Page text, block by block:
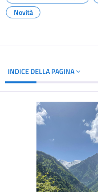
Novità
INDICE DELLA PAGINA